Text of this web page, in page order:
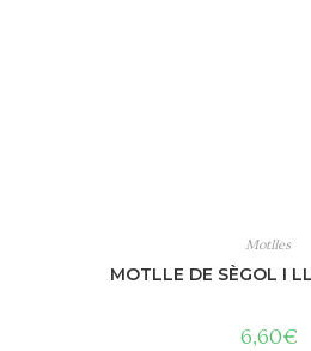
Motlles
MOTLLE DE SÈGOL I
6,60€